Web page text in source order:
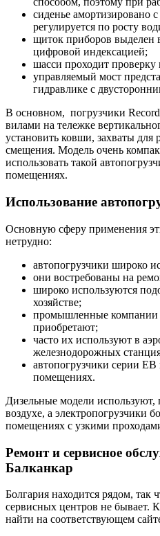
сиденье амортизировано
регулируется по росту
щиток приборов выделен
цифровой индексацией;
шасси проходит проверку
управляемый мост
гидравлике с
В основном, погрузчики
вилами на тележке
установить ковши, захваты для
смещения. Модель очень
использовать такой
помещениях.
Использование
Основную сферу применения
нетрудно:
автопогрузчики широко
они востребованы на
широко используются
хозяйстве;
промышленные компании
приобретают;
часто их используют в
железнодорожных
автопогрузчики серии ЕВ
помещениях.
Дизельные модели используют,
воздухе, а электропогрузчики
помещениях с узкими
Ремонт и сервисное
Балканкар
Болгария находится рядом, так
сервисных центров не бывает.
найти на соответствующем